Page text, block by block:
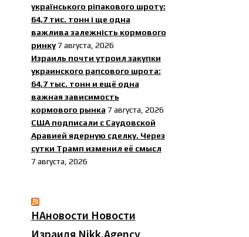
українського ріпакового шроту:
64,7 тис. тонн і ще одна
важлива залежність кормового
ринку 7 августа, 2026
Израиль почти утроил закупки
украинского рапсового шрота:
64,7 тыс. тонн и ещё одна
важная зависимость
кормового рынка 7 августа, 2026
США подписали с Саудовской
Аравией ядерную сделку. Через
сутки Трамп изменил её смысл
7 августа, 2026
НАновости Новости
Израиля Nikk.Agency